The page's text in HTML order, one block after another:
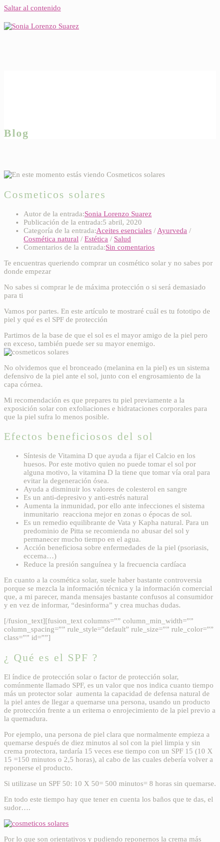
Saltar al contenido
Blog
Cosmeticos solares
Autor de la entrada:Sonia Lorenzo Suarez
Publicación de la entrada:5 abril, 2020
Categoría de la entrada:Aceites esenciales / Ayurveda /
Cosmética natural / Estética / Salud
Comentarios de la entrada:Sin comentarios
Te encuentras queriendo comprar un cosmético solar y no sabes por
donde empezar
No sabes si comprar le de máxima protección o si será demasiado
para ti
Vamos por partes. En este artículo te mostraré cuál es tu fototipo de
piel y qué es el SPF de protección
Partimos de la base de que el sol es el mayor amigo de la piel pero
en exceso, también puede ser su mayor enemigo.
No olvidemos que el bronceado (melanina en la piel) es un sistema
defensivo de la piel ante el sol, junto con el engrosamiento de la
capa córnea.
Mi recomendación es que prepares tu piel previamente a la
exposición solar con exfoliaciones e hidrataciones corporales para
que la piel sufra lo menos posible.
Efectos beneficiosos del sol
Síntesis de Vitamina D que ayuda a fijar el Calcio en los
huesos. Por este motivo quien no puede tomar el sol por
alguna motivo, la vitamina D la tiene que tomar vía oral para
evitar la degeneración ósea.
Ayuda a disminuir los valores de colesterol en sangre
Es un anti-depresivo y anti-estrés natural
Aumenta la inmunidad, por ello ante infecciones el sistema
inmunitario reacciona mejor en zonas o épocas de sol.
Es un remedio equilibrante de Vata y Kapha natural. Para un
predominio de Pitta se recomienda no abusar del sol y
permanecer mucho tiempo en el agua.
Acción beneficiosa sobre enfermedades de la piel (psoriasis,
eccema…)
Reduce la presión sanguínea y la frecuencia cardíaca
En cuanto a la cosmética solar, suele haber bastante controversia
porque se mezcla la información técnica y la información comercial
que, a mi parecer, manda mensajes bastante confusos al consumidor
y en vez de informar, “desinforma” y crea muchas dudas.
[/fusion_text][fusion_text columns=”” column_min_width=””
column_spacing=”” rule_style=”default” rule_size=”” rule_color=””
class=”” id=””]
¿ Qué es el SPF ?
El índice de protección solar o factor de protección solar,
comúnmente llamado SPF, es un valor que nos indica cuanto tiempo
más un protector solar aumenta la capacidad de defensa natural de
la piel antes de llegar a quemarse una persona, usando un producto
de protección frente a un eritema o enrojecimiento de la piel previo a
la quemadura.
Por ejemplo, una persona de piel clara que normalmente empieza a
quemarse después de diez minutos al sol con la piel limpia y sin
crema protectora, tardaría 15 veces ese tiempo con un SPF 15 (10 X
15 =150 minutos o 2,5 horas), al cabo de las cuales debería volver a
reponerse el producto.
Si utilizase un SPF 50: 10 X 50= 500 minutos= 8 horas sin quemarse.
En todo este tiempo hay que tener en cuenta los baños que te das, el
sudor….
Por lo que son orientativos y pudiendo reponernos la crema más